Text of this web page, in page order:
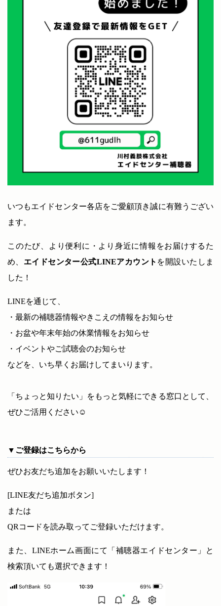
いつもエイドセンター各店をご愛顧頂き誠に有難うござい
ます。
このたび、より便利に・より身近に情報をお届けするた
め、 エイドセンター公式LINEアカウント を開設いたしま
した！
LINEを通じて、
・最新の補聴器情報やきこえの情報をお知らせ
・お盆や年末年始の休業情報をお知らせ
・イベントやご試聴会のお知らせ
などを、いち早くお届けしてまいります。
「ちょっと知りたい」をもっと気軽にできる窓口として、
ぜひご活用ください☺
▼ご登録はこちらから
ぜひお友だち追加をお願いいたします！
[LINE友だち追加ボタン]
または
QRコードを読み取ってご登録いただけます。
また、LINEホーム画面にて「補聴器エイドセンター」と
検索頂いても選択できます！